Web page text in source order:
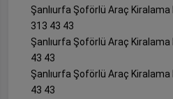
Şanlıurfa Şoförlü Araç Kiralama
313 43 43
Şanlıurfa Şoförlü Araç Kiralama
43 43
Şanlıurfa Şoförlü Araç Kiralama
43 43